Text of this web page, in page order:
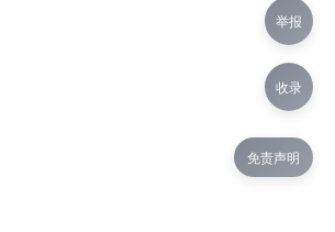
免责声明
举报
收录